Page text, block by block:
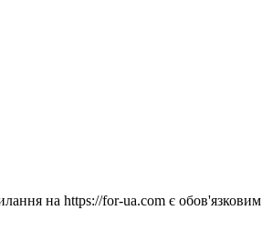
на https://for-ua.com є обов'язковим